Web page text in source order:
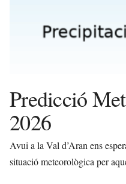
Predicció
2026
Avui a la Val d’Aran ens
situació meteorològica per